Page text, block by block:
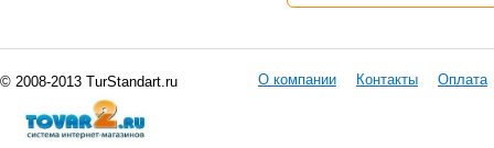
© 2008-2013 TurStandart.ru О компании Контакты Оплата